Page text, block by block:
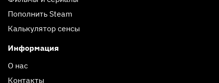
Пополнить Steam
Калькулятор сенсы
Информация
О нас
Контакты